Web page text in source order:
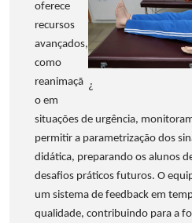
¿
oferece
recursos
avançados,
como
reanimaçã
o em
situações de urgência,
permitir a parametrização dos
didática, preparando os alunos
desafios práticos futuros. O
um sistema de feedback em
qualidade, contribuindo para a